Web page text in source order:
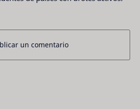
un comentario